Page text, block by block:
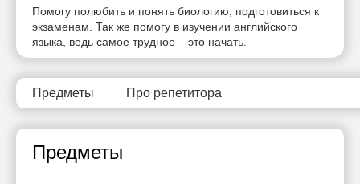
Помогу полюбить и понять биологию, подготовиться к
экзаменам. Так же помогу в изучении английского
языка, ведь самое трудное – это начать.
Предметы Про репетитора
Предметы
Нет
свободных
часов
10:00
10:30
11:00
11:30
Нет
свободных
часов
Нет
свободных